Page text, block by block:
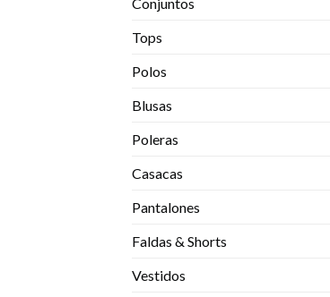
Tops
Polos
Blusas
Poleras
Casacas
Pantalones
Faldas & Shorts
Vestidos